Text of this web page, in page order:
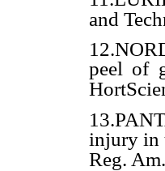
and
peel of
injury in
Reg.